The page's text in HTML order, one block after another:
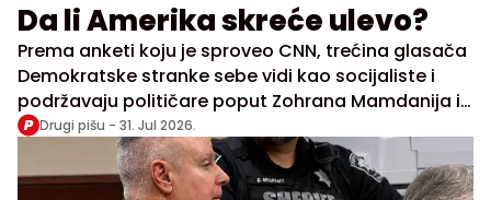
Da li Amerika skreće ulevo?
Prema anketi koju je sproveo CNN, trećina glasača
Demokratske stranke sebe vidi kao socijaliste i
podržavaju političare poput Zohrana Mamdanija i
Aleksandre Okasio Kortez
Drugi pišu - 31. Jul 2026.